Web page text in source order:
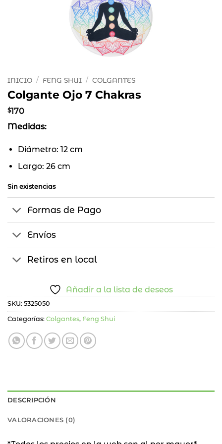
INICIO / FENG SHUI / COLGANTES
Colgante Ojo 7 Chakras
$170
Medidas:
Diámetro: 12 cm
Largo: 26 cm
Sin existencias
Formas de Pago
Envíos
Retiros en local
Añadir a la lista de deseos
SKU: 5325050
Categorías: Colgantes, Feng Shui
DESCRIPCIÓN
VALORACIONES (0)